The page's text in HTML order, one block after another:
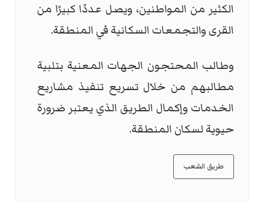
الكثير من المواطنين، ويصل عددًا كبيرًا من
القرى والتجمعات السكانية في المنطقة.
وطالب المحتجون الجهات المعنية بتلبية
مطالبهم من خلال تسريع تنفيذ مشاريع
الخدمات وإكمال الطريق الذي يعتبر ضرورة
حيوية لسكان المنطقة.
طريق الشعب